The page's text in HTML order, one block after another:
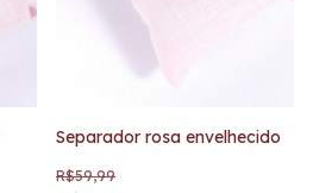
Separador rosa envelhecido
R$59,99